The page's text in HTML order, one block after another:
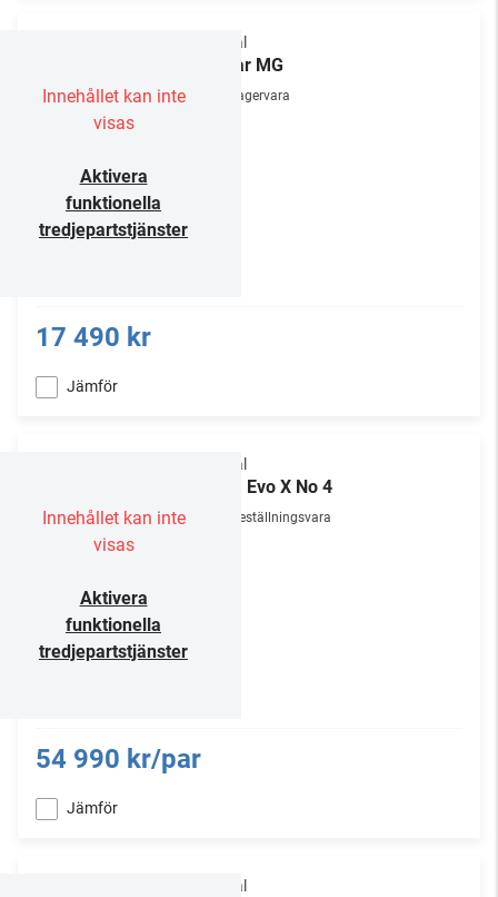
Innehållet kan inte
visas
Aktivera
funktionella
tredjepartstjänster
Focal
Clear MG
Lagervara
17 490 kr
Jämför
Innehållet kan inte
visas
Aktivera
funktionella
tredjepartstjänster
Focal
Aria Evo X No 4
Beställningsvara
54 990 kr/par
Jämför
Focal